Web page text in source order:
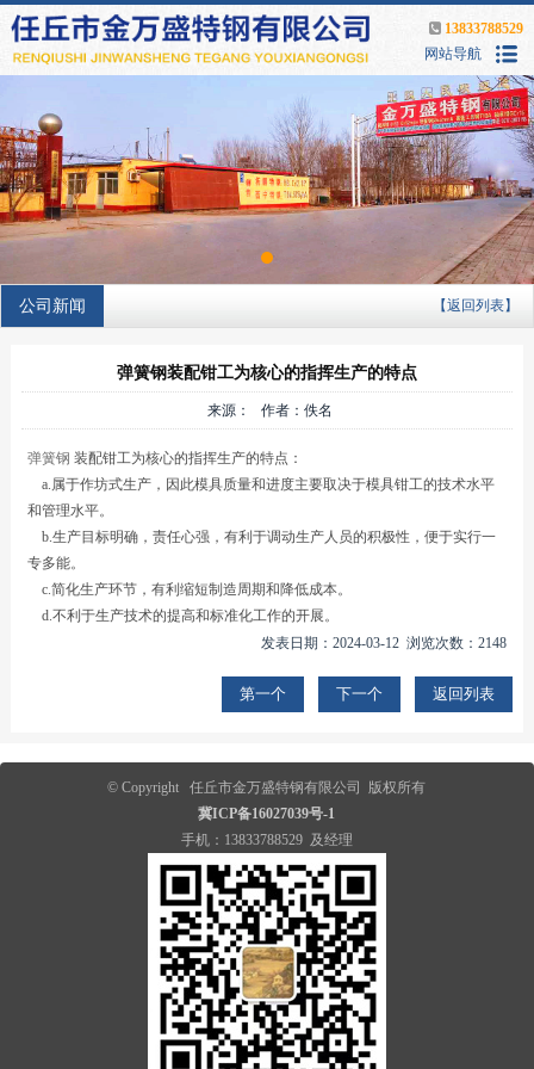
13833788529
网站导航
公司新闻 【返回列表】
弹簧钢装配钳工为核心的指挥生产的特点
来源： 作者：佚名
弹簧钢 装配钳工为核心的指挥生产的特点：
a.属于作坊式生产，因此模具质量和进度主要取决于模具钳工的技术水平
和管理水平。
b.生产目标明确，责任心强，有利于调动生产人员的积极性，便于实行一
专多能。
c.简化生产环节，有利缩短制造周期和降低成本。
d.不利于生产技术的提高和标准化工作的开展。
发表日期：2024-03-12 浏览次数：2148
第一个 下一个 返回列表
© Copyright 任丘市金万盛特钢有限公司 版权所有
冀ICP备16027039号-1
手机：13833788529 及经理